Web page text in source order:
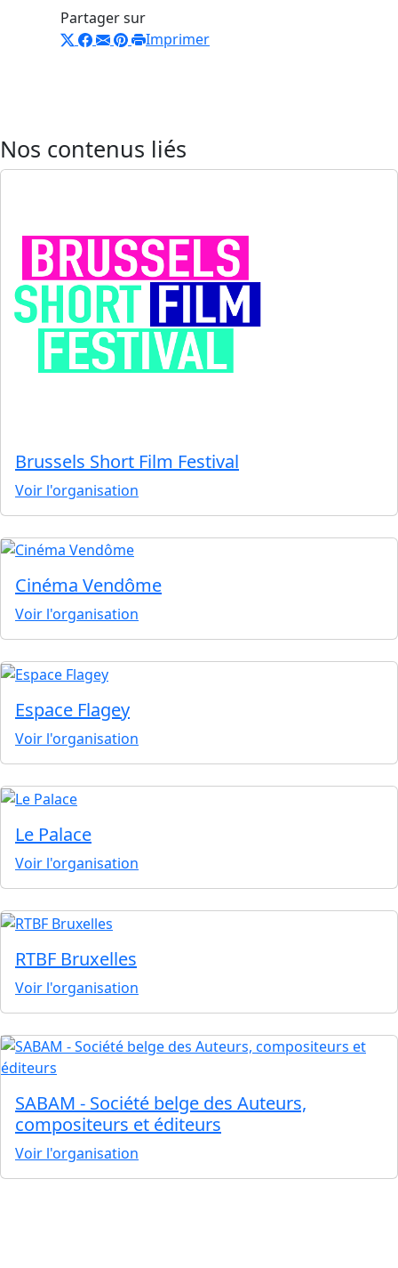
Partager sur
Imprimer
Nos contenus liés
Brussels Short Film Festival
Voir l'organisation
Cinéma Vendôme
Voir l'organisation
Espace Flagey
Voir l'organisation
Le Palace
Voir l'organisation
RTBF Bruxelles
Voir l'organisation
SABAM - Société belge des Auteurs,
compositeurs et éditeurs
Voir l'organisation